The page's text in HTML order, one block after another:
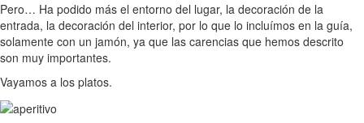
Pero… Ha podido más el entorno del lugar, la decoración de la
entrada, la decoración del interior, por lo que lo incluímos en la guía,
solamente con un jamón, ya que las carencias que hemos descrito
son muy importantes.
Vayamos a los platos.